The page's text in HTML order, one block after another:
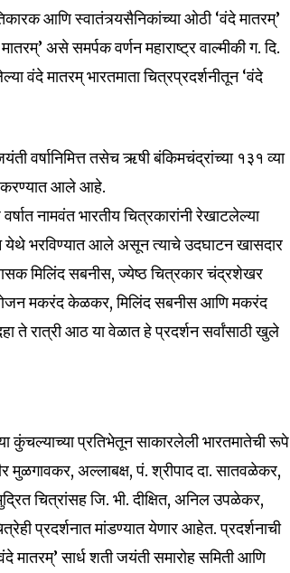
आणि स्वातंत्र्यसैनिकांच्या ओठी ‘वंदे मातरम्’
असे समर्पक वर्णन महाराष्ट्र वाल्मीकी ग. दि.
वंदे मातरम् भारतमाता चित्रप्रदर्शनीतून ‘वंदे
वर्षानिमित्त तसेच ऋषी बंकिमचंद्रांच्या १३१ व्या
करण्यात आले आहे.
नामवंत भारतीय चित्रकारांनी रेखाटलेल्या
येथे भरविण्यात आले असून त्याचे उदघाटन खासदार
मिलिंद सबनीस, ज्येष्ठ चित्रकार चंद्रशेखर
मकरंद केळकर, मिलिंद सबनीस आणि मकरंद
रात्री आठ या वेळात हे प्रदर्शन सर्वांसाठी खुले
कुंचल्याच्या प्रतिभेतून साकारलेली भारतमातेची रूपे
मुळगावकर, अल्लाबक्ष, पं. श्रीपाद दा. सातवळेकर,
चित्रांसह जि. भी. दीक्षित, अनिल उपळेकर,
प्रदर्शनात मांडण्यात येणार आहेत. प्रदर्शनाची
मातरम्’ सार्ध शती जयंती समारोह समिती आणि